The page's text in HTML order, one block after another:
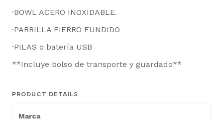
·BOWL ACERO INOXIDABLE.
·PARRILLA FIERRO FUNDIDO
·PILAS o batería USB
**Incluye bolso de transporte y guardado**
PRODUCT DETAILS
Marca